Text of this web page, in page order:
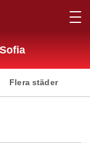
Flera städer